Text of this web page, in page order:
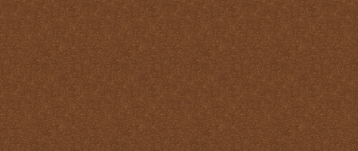
La Santa Misa y la labor
Pastoral
La Santa Misa y la ofrenda
de sí mismo
La Santa Misa y la Palabra
de Dios
La Santa Misa y la pureza
La Santa Misa y la